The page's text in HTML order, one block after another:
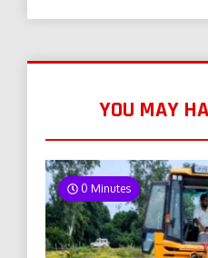
YOU MAY
0 Minutes